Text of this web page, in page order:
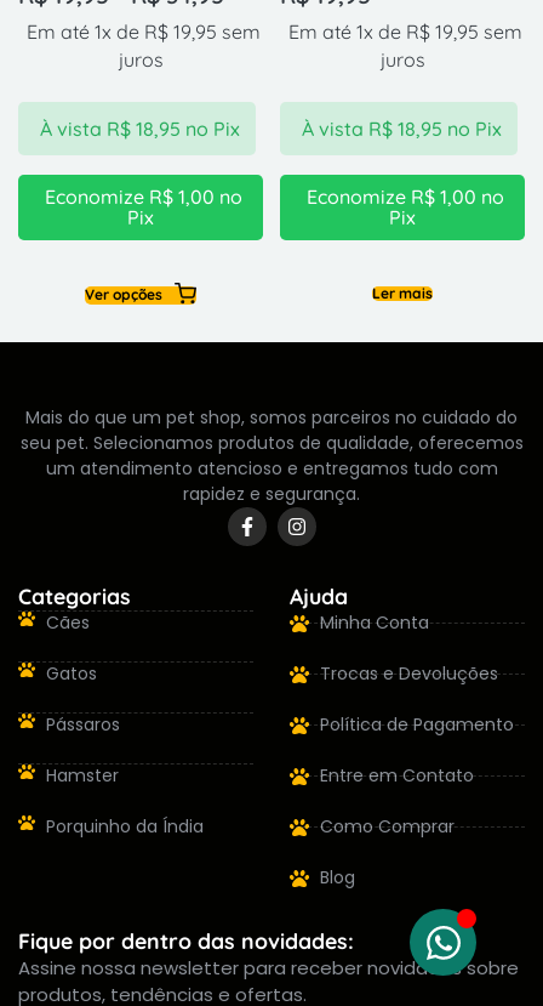
Em até 1x de R$19,95 sem
juros
À vista R$18,95 no Pix
Economize R$1,00 no
Pix
Ver opções
Em até 1x de R$19,95 sem
juros
À vista R$18,95 no Pix
Economize R$1,00 no
Pix
Ler mais
Mais do que um pet shop, somos parceiros no cuidado do
seu pet. Selecionamos produtos de qualidade, oferecemos
um atendimento atencioso e entregamos tudo com
rapidez e segurança.
Categorias
Cães
Gatos
Pássaros
Hamster
Porquinho da Índia
Ajuda
Minha Conta
Trocas e Devoluções
Política de Pagamento
Entre em Contato
Como Comprar
Blog
Fique por dentro das novidades:
Assine nossa newsletter para receber novidades sobre
produtos, tendências e ofertas.